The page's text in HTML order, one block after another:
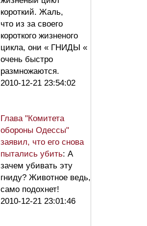
короткий. Жаль,
что из за своего
короткого жизненого
цикла, они « ГНИДЫ «
очень быстро
размножаются.
2010-12-21 23:54:02
Глава "Комитета
обороны Одессы"
заявил, что его снова
пытались убить: А
зачем убивать эту
гниду? Животное ведь,
само подохнет!
2010-12-21 23:01:46